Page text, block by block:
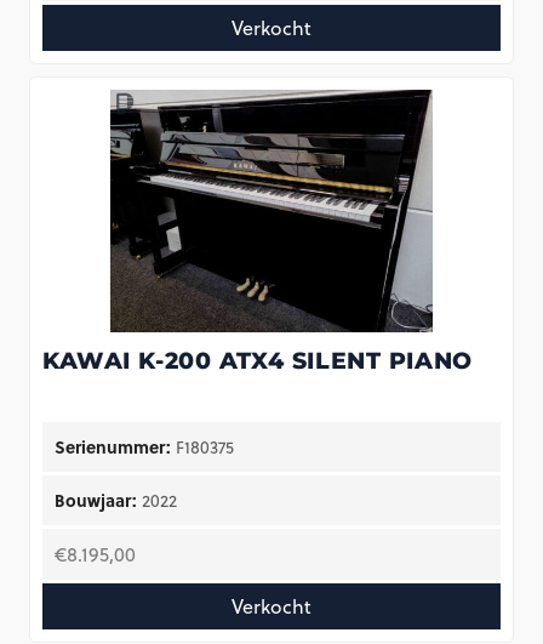
Verkocht
KAWAI K-200 ATX4 SILENT PIANO
Serienummer: F180375
Bouwjaar: 2022
€8.195,00
Verkocht